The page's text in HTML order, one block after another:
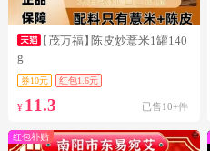
【茂万福】陈皮炒薏米1罐140
g
券10元 红包1.6元
¥ 11.3 已售10+件
红包补贴